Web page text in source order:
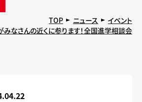
TOP ニュース
イベント
みなさんの近くに参ります！全国進学相談会